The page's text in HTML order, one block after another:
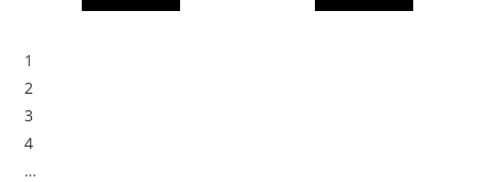
1
2
3
4
…